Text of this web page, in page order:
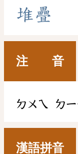
堆疊
注 音
ㄉㄨㄟ ㄉ
漢語拼音